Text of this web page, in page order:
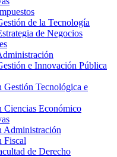
de la Tecnología
de Negocios
e Innovación Pública
Gestión Tecnológica e
Ciencias Económico
Administración
Fiscal
de Derecho